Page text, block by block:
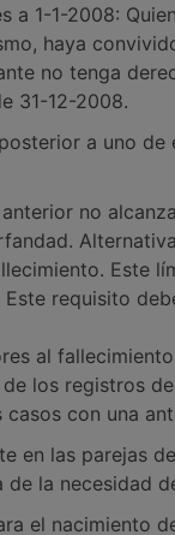
a 1-1-2008:
haya
no tenga
31-12-2008.
a uno
no
Este
requisito
al
los registros
con una
en las parejas
la necesidad
el nacimiento